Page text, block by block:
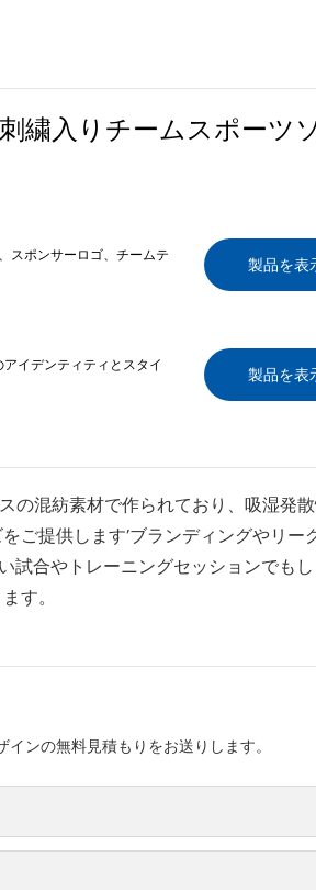
繍入りチームスポーツ
スポンサーロゴ、チームテ
製品を表
イデンティティとスタイ
製品を表
の混紡素材で作られており、吸湿発
ご提供します’ブランディングやリー
試合やトレーニングセッションでも
す。
ンの無料見積もりをお送りします。